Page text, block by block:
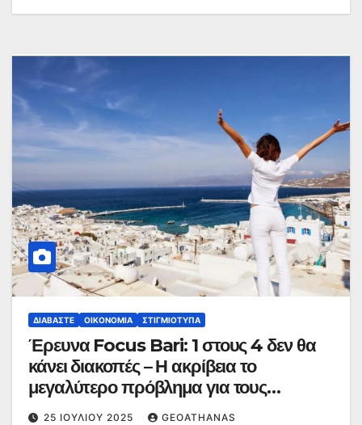
ΔΙΑΒΆΣΤΕ ΟΙΚΟΝΟΜΊΑ ΣΤΙΓΜΙΌΤΥΠΑ
Έρευνα Focus Bari: 1 στους 4 δεν θα
κάνει διακοπές – Η ακρίβεια το
μεγαλύτερο πρόβλημα για τους
ταξιδιώτες
25 ΙΟΥΛΊΟΥ 2025 GEOATHANAS